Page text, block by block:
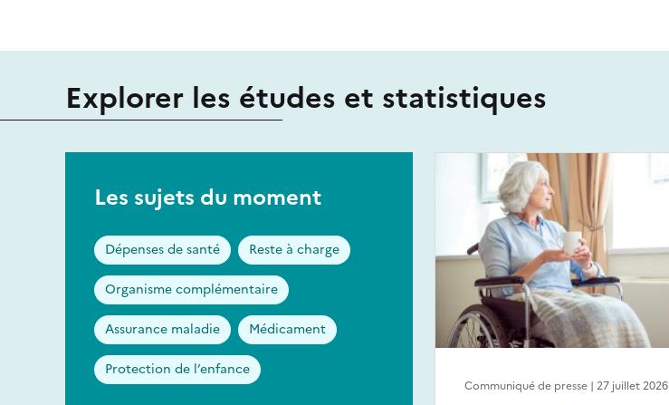
Explorer les études et statistiques
Les sujets du moment
Dépenses de santé Reste à charge
Organisme complémentaire
Assurance maladie Médicament
Protection de l’enfance
Communiqué de presse | 27 juillet 2026